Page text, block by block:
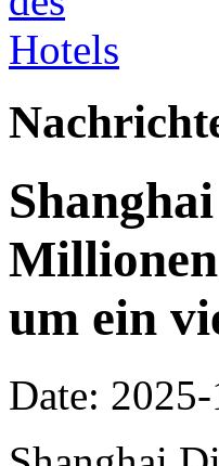
um ein
Date: